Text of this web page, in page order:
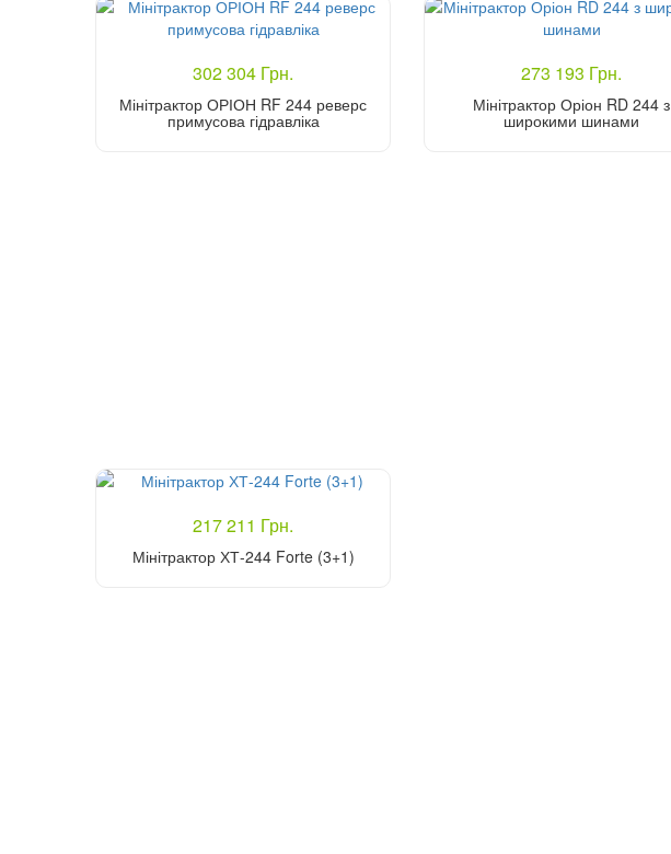
302 304 Грн.
Мінітрактор ОРІОН RF 244 реверс
примусова гідравліка
273 193 Грн.
Мінітрактор Оріон RD 244 з
широкими шинами
217 211 Грн.
Мінітрактор ХТ-244 Forte (3+1)